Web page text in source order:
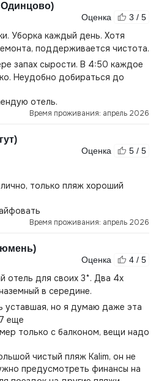
Одинцово)
Оценка 3 / 5
Уборка каждый день. Хотя
поддерживается чистота.
запах сырости. В 4:50 каждое
Неудобно добираться до
отель.
Время проживания: апрель 2026
Оценка 5 / 5
только пляж хороший
Время проживания: апрель 2026
Оценка 4 / 5
отель для своих 3*. Два 4х
в середине.
уставшая, но я думаю даже эта
еще
только с балконом, вещи надо
чистый пляж Kalim, он не
предусмотреть финансы на